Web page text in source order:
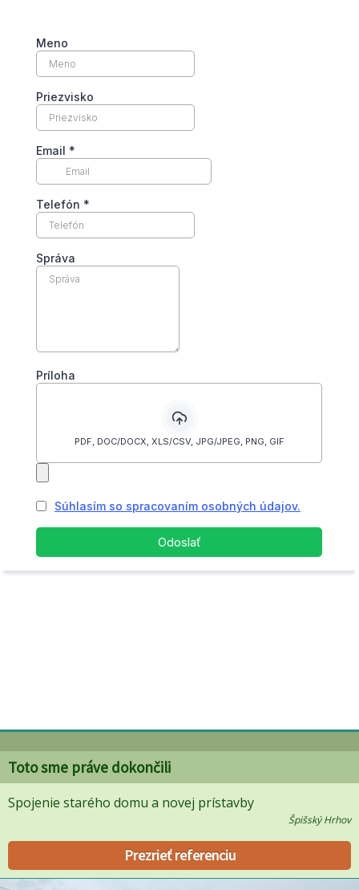
Toto sme práve dokončili
Spojenie starého domu a novej prístavby
Špišský Hrhov
Prezrieť referenciu